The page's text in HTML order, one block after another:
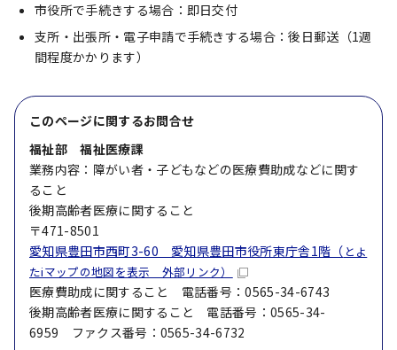
市役所で手続きする場合：即日交付
支所・出張所・電子申請で手続きする場合：後日郵送（1週
間程度かかります）
このページに関するお問合せ
福祉部 福祉医療課
業務内容：障がい者・子どもなどの医療費助成などに関す
ること
後期高齢者医療に関すること
〒471-8501
愛知県豊田市西町3-60 愛知県豊田市役所東庁舎1階（ とよ
たiマップの地図を表示 外部リンク）
医療費助成に関すること 電話番号：0565-34-6743
後期高齢者医療に関すること 電話番号：0565-34-
6959 ファクス番号：0565-34-6732